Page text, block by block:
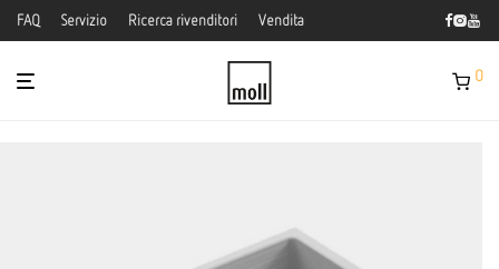
FAQ Servizio Ricerca rivenditori Vendita
0